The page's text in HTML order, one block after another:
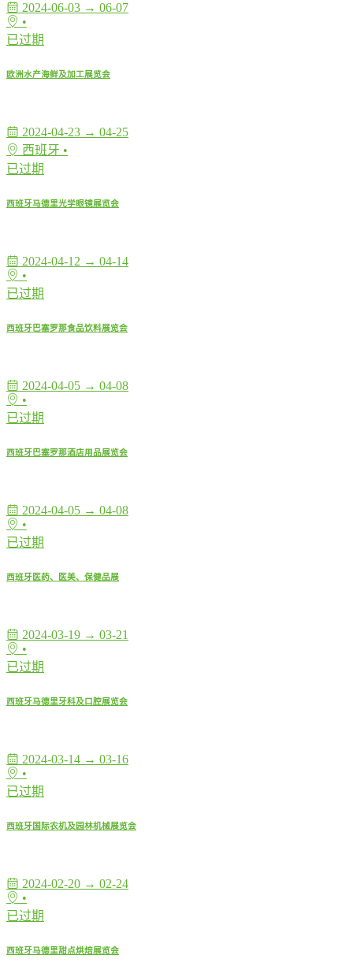
2024-06-03 → 06-07
•
已过期
欧洲水产海鲜及加工展览会
2024-04-23 → 04-25
西班牙 •
已过期
西班牙马德里光学眼镜展览会
2024-04-12 → 04-14
•
已过期
西班牙巴塞罗那食品饮料展览会
2024-04-05 → 04-08
•
已过期
西班牙巴塞罗那酒店用品展览会
2024-04-05 → 04-08
•
已过期
西班牙医药、医美、保健品展
2024-03-19 → 03-21
•
已过期
西班牙马德里牙科及口腔展览会
2024-03-14 → 03-16
•
已过期
西班牙国际农机及园林机械展览会
2024-02-20 → 02-24
•
已过期
西班牙马德里甜点烘焙展览会